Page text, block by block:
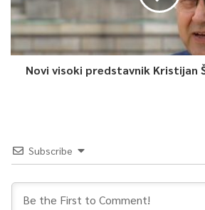
Novi visoki predstavnik Kristijan
Subscribe